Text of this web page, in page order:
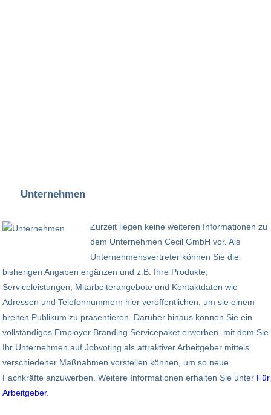
Unternehmen
Zurzeit liegen keine weiteren Informationen zu
dem Unternehmen Cecil GmbH vor. Als
Unternehmensvertreter können Sie die
bisherigen Angaben ergänzen und z.B. Ihre Produkte,
Serviceleistungen, Mitarbeiterangebote und Kontaktdaten wie
Adressen und Telefonnummern hier veröffentlichen, um sie einem
breiten Publikum zu präsentieren. Darüber hinaus können Sie ein
vollständiges Employer Branding Servicepaket erwerben, mit dem Sie
Ihr Unternehmen auf Jobvoting als attraktiver Arbeitgeber mittels
verschiedener Maßnahmen vorstellen können, um so neue
Fachkräfte anzuwerben. Weitere Informationen erhalten Sie unter Für
Arbeitgeber.